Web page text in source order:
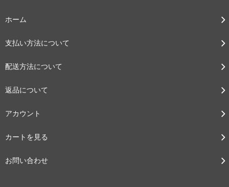
ホーム
支払い方法について
配送方法について
返品について
アカウント
カートを見る
お問い合わせ